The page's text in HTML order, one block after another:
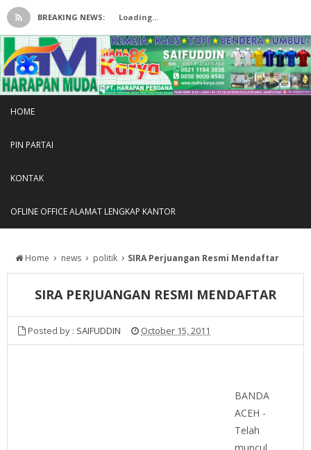
BREAKING NEWS: Loading...
HOME
PIN PARTAI
KONTAK
OFLINE OFFICE ALAMAT LENGKAP KANTOR
Home › news › politik › SIRA Perjuangan Resmi Mendaftar
SIRA PERJUANGAN RESMI MENDAFTAR
Posted by : SAIFUDDIN October 15, 2011
BANDA
ACEH -
Telah
muncul